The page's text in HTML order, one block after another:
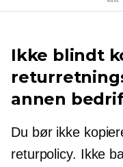
Ikke blindt
annen
Du bør ikke
returpolicy. Ikke